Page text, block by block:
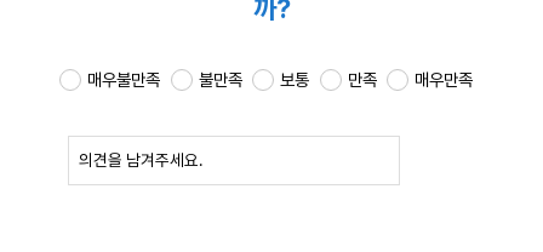
까?
매우불만족 불만족 보통 만족 매우만족